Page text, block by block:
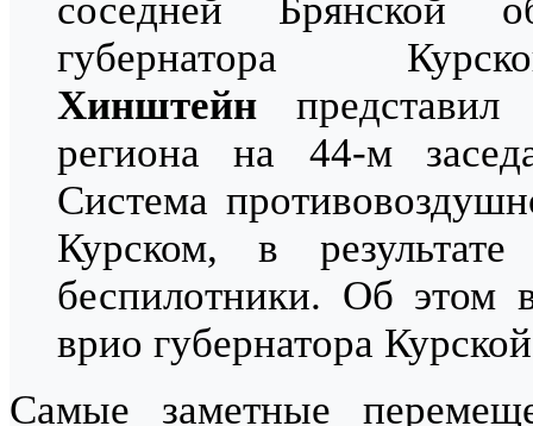
соседней Брянской
губернатора
Хинштейн представил
региона на 44-м
Система
Курском, в
беспилотники. Об этом
врио губернатора
Самые заметные